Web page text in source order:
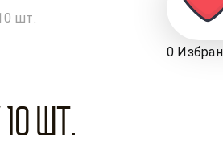
0
шт.
шт.